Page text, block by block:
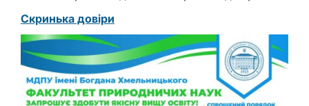
Скринька довіри